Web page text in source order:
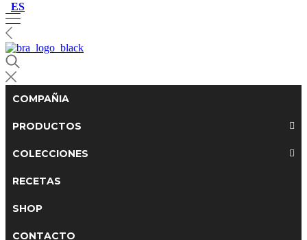
ES
COMPAÑIA
PRODUCTOS
COLECCIONES
RECETAS
SHOP
CONTACTO